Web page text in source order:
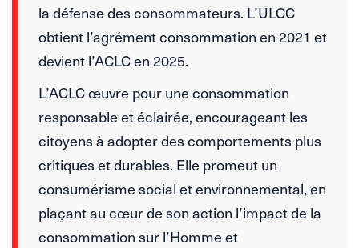
la défense des consommateurs. L’ULCC
obtient l’agrément consommation en 2021 et
devient l’ACLC en 2025.
L’ACLC œuvre pour une consommation
responsable et éclairée, encourageant les
citoyens à adopter des comportements plus
critiques et durables. Elle promeut un
consumérisme social et environnemental, en
plaçant au cœur de son action l’impact de la
consommation sur l’Homme et